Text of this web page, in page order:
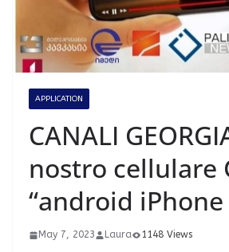
APPLICATION
CANALI
nostro cellulare
“android iPhone
May 7, 2023 Laura 1148 Views